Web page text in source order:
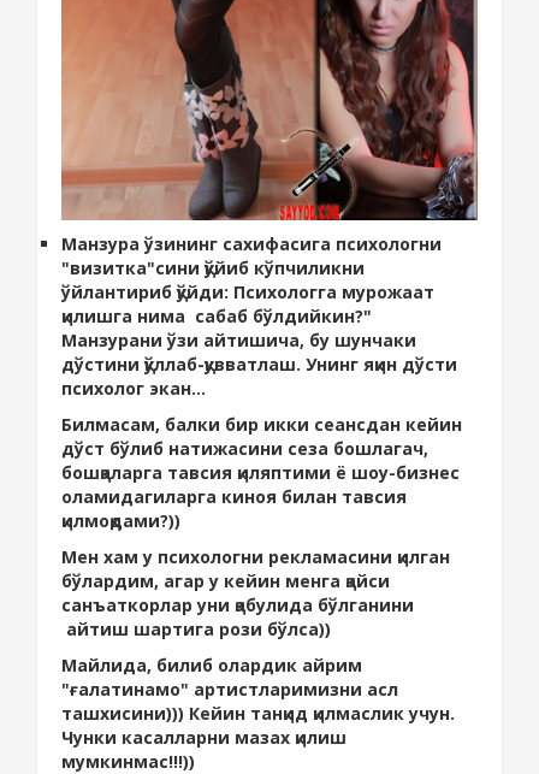
Манзура ўзининг сахифасига психологни
"визитка"сини қўйиб кўпчиликни
ўйлантириб қўйди: Психологга мурожаат
қилишга нима сабаб бўлдийкин?"
Манзурани ўзи айтишича, бу шунчаки
дўстини қўллаб-қувватлаш. Унинг яқин дўсти
психолог экан...
Билмасам, балки бир икки сеансдан кейин
дўст бўлиб натижасини сеза бошлагач,
бошқаларга тавсия қиляптими ё шоу-бизнес
оламидагиларга киноя билан тавсия
қилмоқдами?))
Мен хам у психологни рекламасини қилган
бўлардим, агар у кейин менга қайси
санъаткорлар уни қабулида бўлганини
айтиш шартига рози бўлса))
Майлида, билиб олардик айрим
"ғалатинамо" артистларимизни асл
ташхисини))) Кейин танқид қилмаслик учун.
Чунки касалларни мазах қилиш
мумкинмас!!!))